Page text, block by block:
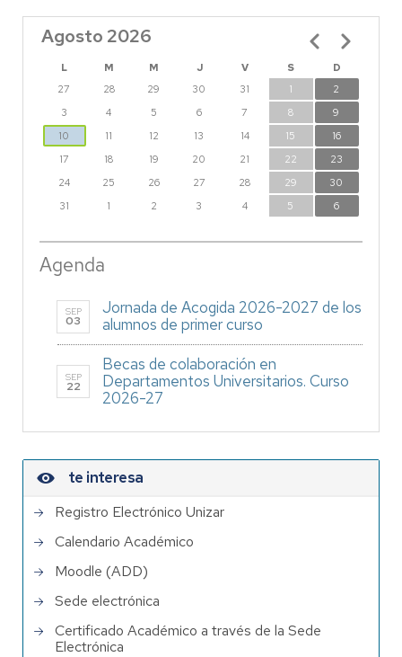
Agosto 2026
L M M J V S
D
27
28 29 30 31 1
2
3
4 5 6 7 8
9
10
11 12 13 14 15
16
17
18 19 20 21 22
23
24
25 26 27 28 29
30
31
1 2 3 4 5 6
Paginación
Agenda
SEP
03
Jornada de Acogida 2026-2027 de los
alumnos de primer curso
SEP
22
Becas de colaboración en
Departamentos Universitarios. Curso
2026-27
te interesa
Registro Electrónico Unizar
Calendario Académico
Moodle (ADD)
Sede electrónica
Certificado Académico a través de la Sede
Electrónica